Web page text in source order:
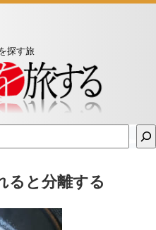
探す旅
ると分離する